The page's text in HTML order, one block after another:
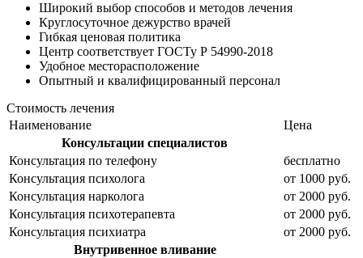
Широкий выбор способов и методов лечения
Круглосуточное дежурство врачей
Гибкая ценовая политика
Центр соответствует ГОСТу Р 54990-2018
Удобное месторасположение
Опытный и квалифицированный персонал
Стоимость лечения
Наименование
Цена
Консультации специалистов
Консультация по телефону
бесплатно
Консультация психолога
от 1000 руб.
Консультация нарколога
от 2000 руб.
Консультация психотерапевта
от 2000 руб.
Консультация психиатра
от 2000 руб.
Внутривенное вливание